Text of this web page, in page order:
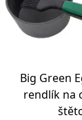
Big Green
rendlík na